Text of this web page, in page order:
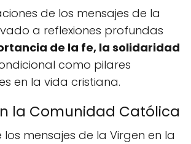
de los mensajes de la
a reflexiones profundas
de la fe, la solidaridad
como pilares
en la vida cristiana.
la Comunidad Católica
mensajes de la Virgen en la